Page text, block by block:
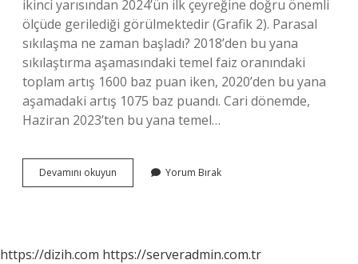
ikinci yarısından 2024’ün ilk çeyreğine doğru önemli
ölçüde gerilediği görülmektedir (Grafik 2). Parasal
sıkılaşma ne zaman başladı? 2018’den bu yana
sıkılaştırma aşamasındaki temel faiz oranındaki
toplam artış 1600 baz puan iken, 2020’den bu yana
aşamadaki artış 1075 baz puandı. Cari dönemde,
Haziran 2023’ten bu yana temel…
Devamını okuyun
Sıkılaştırma
Yorum Bırak
https://dizih.com https://serveradmin.com.tr